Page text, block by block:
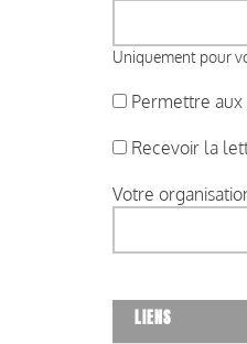
Uniquement pour
Permettre
Recevoir la
Votre
LIENS